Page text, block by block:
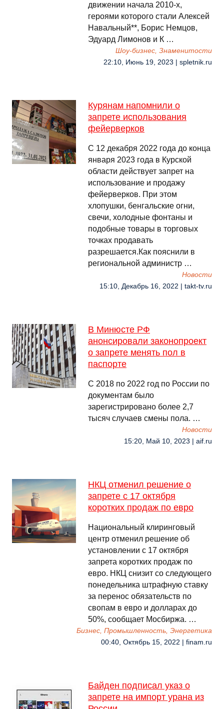
движении начала 2010-х,
героями которого стали Алексей
Навальный**, Борис Немцов,
Эдуард Лимонов и К …
Шоу-бизнес, Знаменитости
22:10, Июнь 19, 2023 | spletnik.ru
Курянам напомнили о
запрете использования
фейерверков
С 12 декабря 2022 года до конца
января 2023 года в Курской
области действует запрет на
использование и продажу
фейерверков. При этом
хлопушки, бенгальские огни,
свечи, холодные фонтаны и
подобные товары в торговых
точках продавать
разрешается.Как пояснили в
региональной администр …
Новости
15:10, Декабрь 16, 2022 | takt-tv.ru
В Минюсте РФ
анонсировали законопроект
о запрете менять пол в
паспорте
С 2018 по 2022 год по России по
документам было
зарегистрировано более 2,7
тысяч случаев смены пола. …
Новости
15:20, Май 10, 2023 | aif.ru
НКЦ отменил решение о
запрете с 17 октября
коротких продаж по евро
Национальный клиринговый
центр отменил решение об
установлении с 17 октября
запрета коротких продаж по
евро. НКЦ снизит со следующего
понедельника штрафную ставку
за перенос обязательств по
свопам в евро и долларах до
50%, сообщает Мосбиржа. …
Бизнес, Промышленность, Энергетика
00:40, Октябрь 15, 2022 | finam.ru
Байден подписал указ о
запрете на импорт урана из